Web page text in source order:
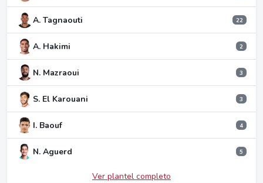
A. Tagnaouti 22
A. Hakimi 2
N. Mazraoui 3
S. El Karouani 3
I. Baouf 4
N. Aguerd 5
Ver plantel completo